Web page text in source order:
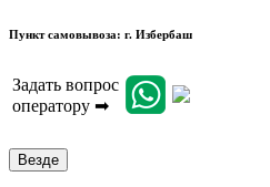
Пункт самовывоза: г. Избербаш
Задать вопрос
оператору ➡
Везде